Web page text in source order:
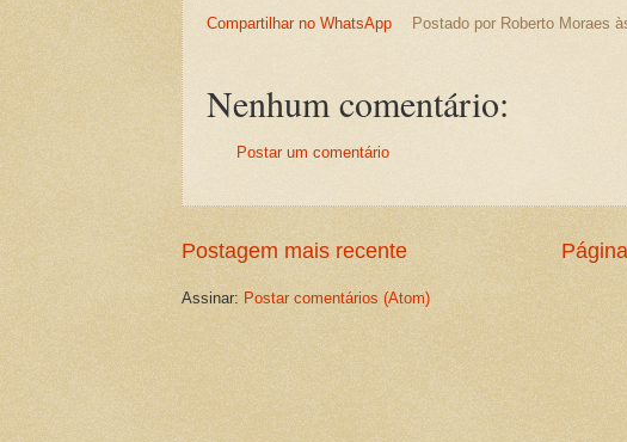
Compartilhar no WhatsApp Postado por Roberto Moraes
Nenhum comentário:
Postar um comentário
Postagem mais recente
Assinar: Postar comentários (Atom)